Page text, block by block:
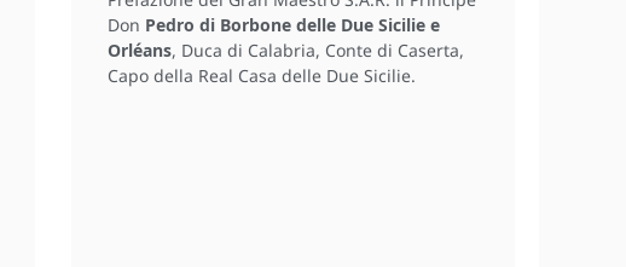
Don Pedro di Borbone delle Due Sicilie e
Orléans, Duca di Calabria, Conte di Caserta,
Capo della Real Casa delle Due Sicilie.